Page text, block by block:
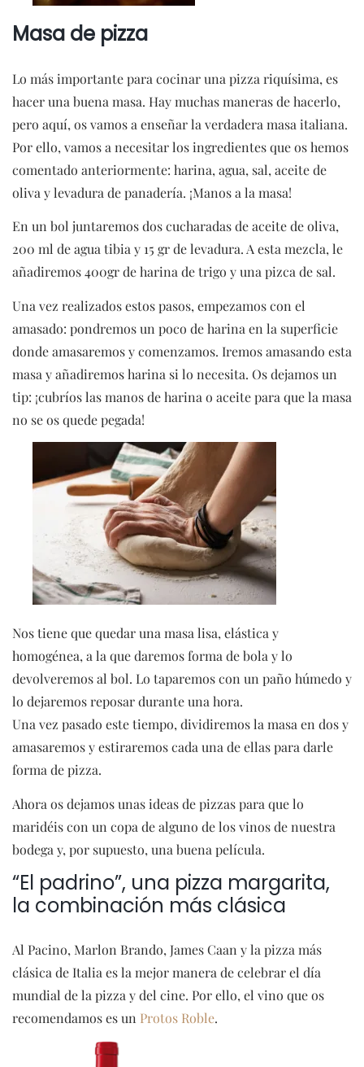
Masa de pizza
Lo más importante para cocinar una pizza riquísima, es
hacer una buena masa. Hay muchas maneras de hacerlo,
pero aquí, os vamos a enseñar la verdadera masa italiana.
Por ello, vamos a necesitar los ingredientes que os hemos
comentado anteriormente: harina, agua, sal, aceite de
oliva y levadura de panadería. ¡Manos a la masa!
En un bol juntaremos dos cucharadas de aceite de oliva,
200 ml de agua tibia y 15 gr de levadura. A esta mezcla, le
añadiremos 400gr de harina de trigo y una pizca de sal.
Una vez realizados estos pasos, empezamos con el
amasado: pondremos un poco de harina en la superficie
donde amasaremos y comenzamos. Iremos amasando esta
masa y añadiremos harina si lo necesita. Os dejamos un
tip: ¡cubríos las manos de harina o aceite para que la masa
no se os quede pegada!
Nos tiene que quedar una masa lisa, elástica y
homogénea, a la que daremos forma de bola y lo
devolveremos al bol. Lo taparemos con un paño húmedo y
lo dejaremos reposar durante una hora.
Una vez pasado este tiempo, dividiremos la masa en dos y
amasaremos y estiraremos cada una de ellas para darle
forma de pizza.
Ahora os dejamos unas ideas de pizzas para que lo
maridéis con un copa de alguno de los vinos de nuestra
bodega y, por supuesto, una buena película.
“El padrino”, una pizza margarita,
la combinación más clásica
Al Pacino, Marlon Brando, James Caan y la pizza más
clásica de Italia es la mejor manera de celebrar el día
mundial de la pizza y del cine. Por ello, el vino que os
recomendamos es un Protos Roble.